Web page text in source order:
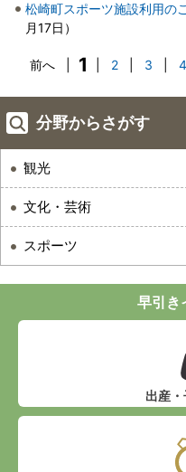
松崎町スポーツ施設利用の
月17日 ）
前へ 1 2 3 4
分野からさがす
観光
文化・芸術
スポーツ
早引き
出産